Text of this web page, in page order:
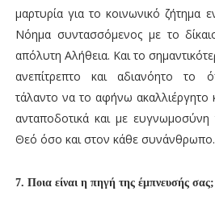
μαρτυρία για το κοινωνικό ζήτημα
Νόημα συντασσόμενος με το
απόλυτη Αλήθεια. Και το
ανεπίτρεπτο και αδιανόητο το
τάλαντο να το αφήνω ακαλλιέργητο
ανταποδοτικά και με
Θεό όσο και στον κάθε συνάνθρωπο.
7. Ποια είναι η πηγή της έμπνευσής σας;